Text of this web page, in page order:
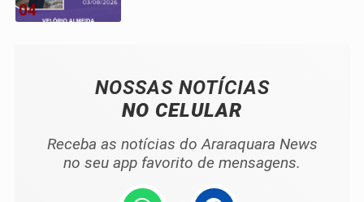
04
NOSSAS NOTÍCIAS
NO CELULAR
Receba as notícias do Araraquara News
no seu app favorito de mensagens.